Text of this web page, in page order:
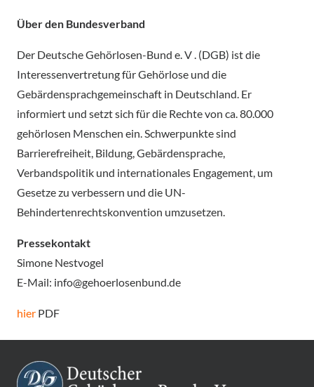
Über den Bundesverband
Der Deutsche Gehörlosen-Bund e. V . (DGB) ist die
Interessenvertretung für Gehörlose und die
Gebärdensprachgemeinschaft in Deutschland. Er
informiert und setzt sich für die Rechte von ca. 80.000
gehörlosen Menschen ein. Schwerpunkte sind
Barrierefreiheit, Bildung, Gebärdensprache,
Verbandspolitik und internationales Engagement, um
Gesetze zu verbessern und die UN-
Behindertenrechtskonvention umzusetzen.
Pressekontakt
Simone Nestvogel
E-Mail: info@gehoerlosenbund.de
hier PDF